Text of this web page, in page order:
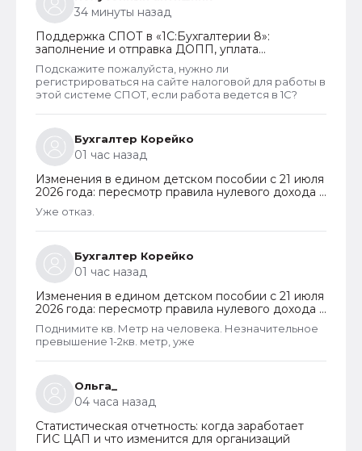
получают. Так что могу сказать что как то не
правельно распределены критерии оценивания
дохода.
34 минуты назад
Поддержка СПОТ в «1С:Бухгалтерии 8»:
заполнение и отправка ДОПП, уплата
обеспечительного платежа и получение QR-
кода
Подскажите пожалуйста, нужно ли
регистрироваться на сайте налоговой для работы в
этой системе СПОТ, если работа ведется в 1С?
Бухгалтер Корейко
01 час назад
Изменения в едином детском пособии с 21 июля
2026 года: пересмотр правила нулевого дохода и
новый порядок оформления пособий по месту
пребывания
Уже отказ.
Бухгалтер Корейко
01 час назад
Изменения в едином детском пособии с 21 июля
2026 года: пересмотр правила нулевого дохода и
новый порядок оформления пособий по месту
пребывания
Поднимите кв. Метр на человека. Незначительное
превышение 1-2кв. метр, уже
Ольга_
04 часа назад
Статистическая отчетность: когда заработает
ГИС ЦАП и что изменится для организаций